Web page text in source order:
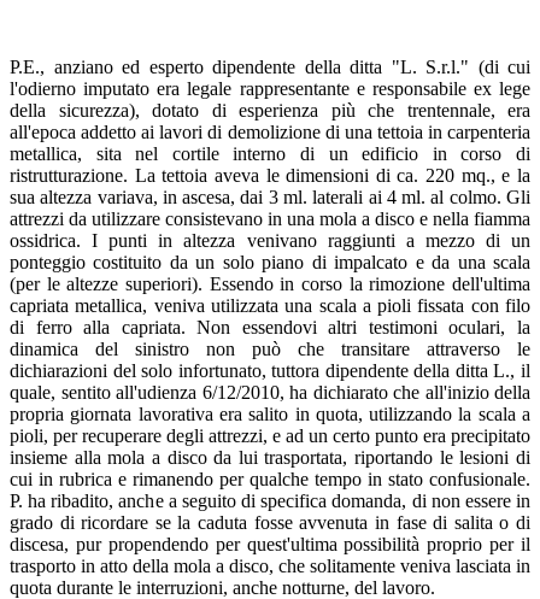
P.E., anziano ed esperto dipendente della ditta "L. S.r.l." (di cui
l'odierno imputato era legale rappresentante e responsabile ex lege
della sicurezza), dotato di esperienza più che trentennale, era
all'epoca addetto ai lavori di demolizione di una tettoia in carpenteria
metallica, sita nel cortile interno di un edificio in corso di
ristrutturazione. La tettoia aveva le dimensioni di ca. 220 mq., e la
sua altezza variava, in ascesa, dai 3 ml. laterali ai 4 ml. al colmo. Gli
attrezzi da utilizzare consistevano in una mola a disco e nella fiamma
ossidrica. I punti in altezza venivano raggiunti a mezzo di un
ponteggio costituito da un solo piano di impalcato e da una scala
(per le altezze superiori). Essendo in corso la rimozione dell'ultima
capriata metallica, veniva utilizzata una scala a pioli fissata con filo
di ferro alla capriata. Non essendovi altri testimoni oculari, la
dinamica del sinistro non può che transitare attraverso le
dichiarazioni del solo infortunato, tuttora dipendente della ditta L., il
quale, sentito all'udienza 6/12/2010, ha dichiarato che all'inizio della
propria giornata lavorativa era salito in quota, utilizzando la scala a
pioli, per recuperare degli attrezzi, e ad un certo punto era precipitato
insieme alla mola a disco da lui trasportata, riportando le lesioni di
cui in rubrica e rimanendo per qualche tempo in stato confusionale.
P. ha ribadito, anche a seguito di specifica domanda, di non essere in
grado di ricordare se la caduta fosse avvenuta in fase di salita o di
discesa, pur propendendo per quest'ultima possibilità proprio per il
trasporto in atto della mola a disco, che solitamente veniva lasciata in
quota durante le interruzioni, anche notturne, del lavoro.